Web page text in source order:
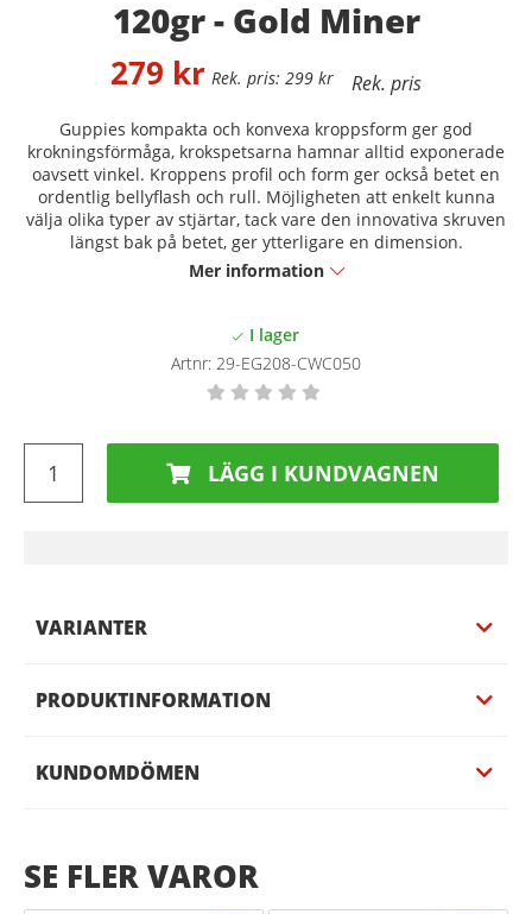
120gr - Gold Miner
299 kr
279 kr
Guppies kompakta och konvexa kroppsform ger god
krokningsförmåga, krokspetsarna hamnar alltid exponerade
oavsett vinkel. Kroppens profil och form ger också betet en
ordentlig bellyflash och rull. Möjligheten att enkelt kunna
välja olika typer av stjärtar, tack vare den innovativa skruven
längst bak på betet, ger ytterligare en dimension.
Mer information
Artnr: 29-EG208-CWC050
LÄGG I KUNDVAGNEN
VARIANTER
PRODUKTINFORMATION
KUNDOMDÖMEN
SE FLER VAROR